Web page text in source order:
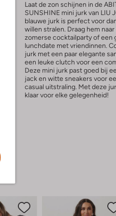
Laat de zon schijnen in de
SUNSHINE mini jurk van LIU
blauwe jurk is perfect voor
willen stralen. Draag hem naar
zomerse cocktailparty of een
lunchdate met vriendinnen.
jurk met een paar elegante
een leuke clutch voor een
Deze mini jurk past goed bij
jack en witte sneakers voor
casual uitstraling. Met deze
klaar voor elke gelegenheid!